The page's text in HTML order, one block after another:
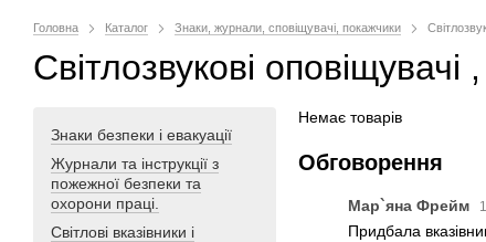
Головна Каталог Знаки, журнали, сповіщувачі, покажчики
Світлозвукові
Немає товарів
Обговорення
Мар`яна Фрейм
Придбала
Знаки безпеки і евакуації
Журнали та інструкції з
пожежної безпеки та
охорони праці.
Світлові вказівники і